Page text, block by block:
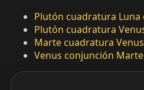
Plutón cuadratura Luna
Plutón cuadratura
Marte cuadratura
Venus conjunción